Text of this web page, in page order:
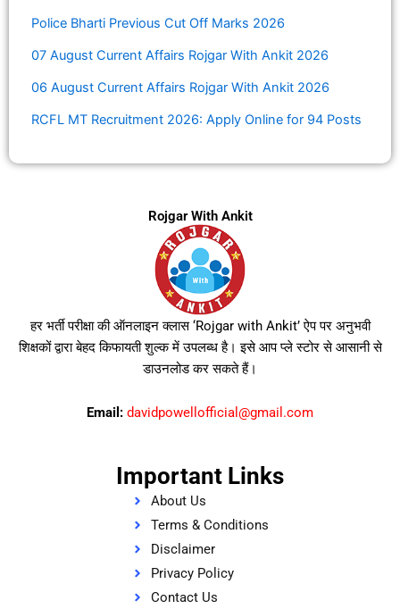
Police Bharti Previous Cut Off Marks 2026
07 August Current Affairs Rojgar With Ankit 2026
06 August Current Affairs Rojgar With Ankit 2026
RCFL MT Recruitment 2026: Apply Online for 94 Posts
Rojgar With Ankit
हर भर्ती परीक्षा की ऑनलाइन क्लास ‘Rojgar with Ankit’ ऐप पर अनुभवी
शिक्षकों द्वारा बेहद किफायती शुल्क में उपलब्ध है। इसे आप प्ले स्टोर से आसानी से
डाउनलोड कर सकते हैं।
Email: davidpowellofficial@gmail.com
Important Links
About Us
Terms & Conditions
Disclaimer
Privacy Policy
Contact Us